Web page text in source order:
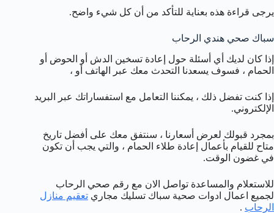
يرجى قراءة هذه بعناية للتأكد من أن كل شيء واضح.
سباك صحي هندي الرحاب
إذا كان لديك أي أسئلة حول إعادة تسخين الدش أو الحوض أو
الحمام ، فسوف يسعدنا التحدث معك عبر الهاتف أو ،
إذا كنت تفضل ذلك ، يمكننا التعامل مع استفساراتك عبر البريد
الإلكتروني.
بمجرد قبولك لعرض أسعارنا ، سنتفق معك على أفضل تاريخ
متاح للقيام بأعمال إعادة طلاء الحمام ، والتي يجب أن تكون
في غضون الوقت.
للاستعلام والمساعدة تواصل الان مع رقم صحي الرحاب
لجميع اعمال ادوات صحية سباك تسليك مجاري تعقيم منازل
الرحاب .